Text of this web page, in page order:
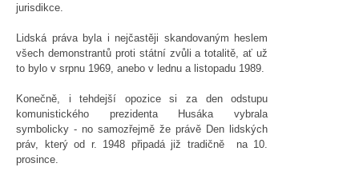
jurisdikce.
Lidská práva byla i nejčastěji skandovaným heslem
všech demonstrantů proti státní zvůli a totalitě, ať už
to bylo v srpnu 1969, anebo v lednu a listopadu 1989.
Konečně, i tehdejší opozice si za den odstupu
komunistického prezidenta Husáka vybrala
symbolicky - no samozřejmě že právě Den lidských
práv, který od r. 1948 připadá již tradičně na 10.
prosince.